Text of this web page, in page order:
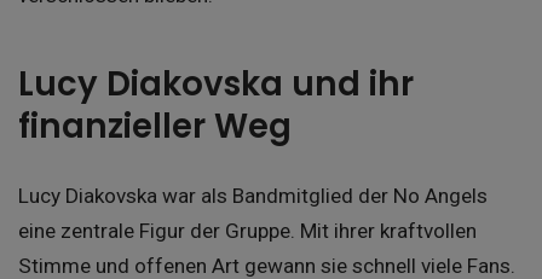
Lucy Diakovska und ihr
finanzieller Weg
Lucy Diakovska war als Bandmitglied der No Angels
eine zentrale Figur der Gruppe. Mit ihrer kraftvollen
Stimme und offenen Art gewann sie schnell viele Fans.